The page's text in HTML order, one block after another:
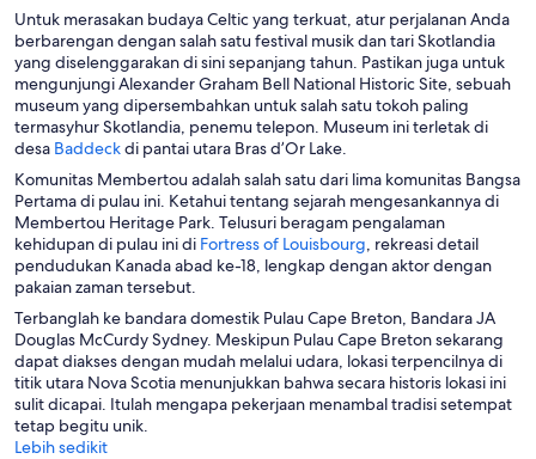
k
a
d
i
j
e
n
d
e
l
a
b
a
u
Untuk merasakan budaya Celtic yang terkuat, atur perjalanan Anda
berbarengan dengan salah satu festival musik dan tari Skotlandia
yang diselenggarakan di sini sepanjang tahun. Pastikan juga untuk
mengunjungi Alexander Graham Bell National Historic Site, sebuah
museum yang dipersembahkan untuk salah satu tokoh paling
termasyhur Skotlandia, penemu telepon. Museum ini terletak di
desa BaddeckT
r
b
u
k
a
d
i
j
e
n
d
e
di pantai utara Bras d’Or Lake.
Komunitas Membertou adalah salah satu dari lima komunitas Bangsa
Pertama di pulau ini. Ketahui tentang sejarah mengesankannya di
Membertou Heritage Park. Telusuri beragam pengalaman
kehidupan di pulau ini di Fortress of Louisbourg
e
u
k
a
d
i
, rekreasi detail
pendudukan Kanada abad ke-18, lengkap dengan aktor dengan
pakaian zaman tersebut.
Terbanglah ke bandara domestik Pulau Cape Breton, Bandara JA
Douglas McCurdy Sydney. Meskipun Pulau Cape Breton sekarang
dapat diakses dengan mudah melalui udara, lokasi terpencilnya di
titik utara Nova Scotia menunjukkan bahwa secara historis lokasi ini
sulit dicapai. Itulah mengapa pekerjaan menambal tradisi setempat
tetap begitu unik.
Lebih sedikit